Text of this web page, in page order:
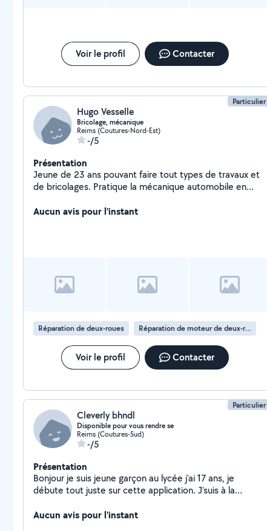
Voir le profil Contacter
Particulier
Hugo Vesselle
Bricolage, mécanique
Reims (Coutures-Nord-Est)
-/5
Présentation
Jeune de 23 ans pouvant faire tout types de travaux et
de bricolages. Pratique la mécanique automobile en
intérim. Aide au déménagement, et tous travaux.
Aucun avis pour l'instant
Réparation de deux-roues Réparation de moteur de deux-roues
Voir le profil Contacter
Particulier
Cleverly bhndl
Disponible pour vous rendre se
Reims (Coutures-Sud)
-/5
Présentation
Bonjour je suis jeune garçon au lycée j'ai 17 ans, je
débute tout juste sur cette application. J'suis à la
moins autonome.
Aucun avis pour l'instant